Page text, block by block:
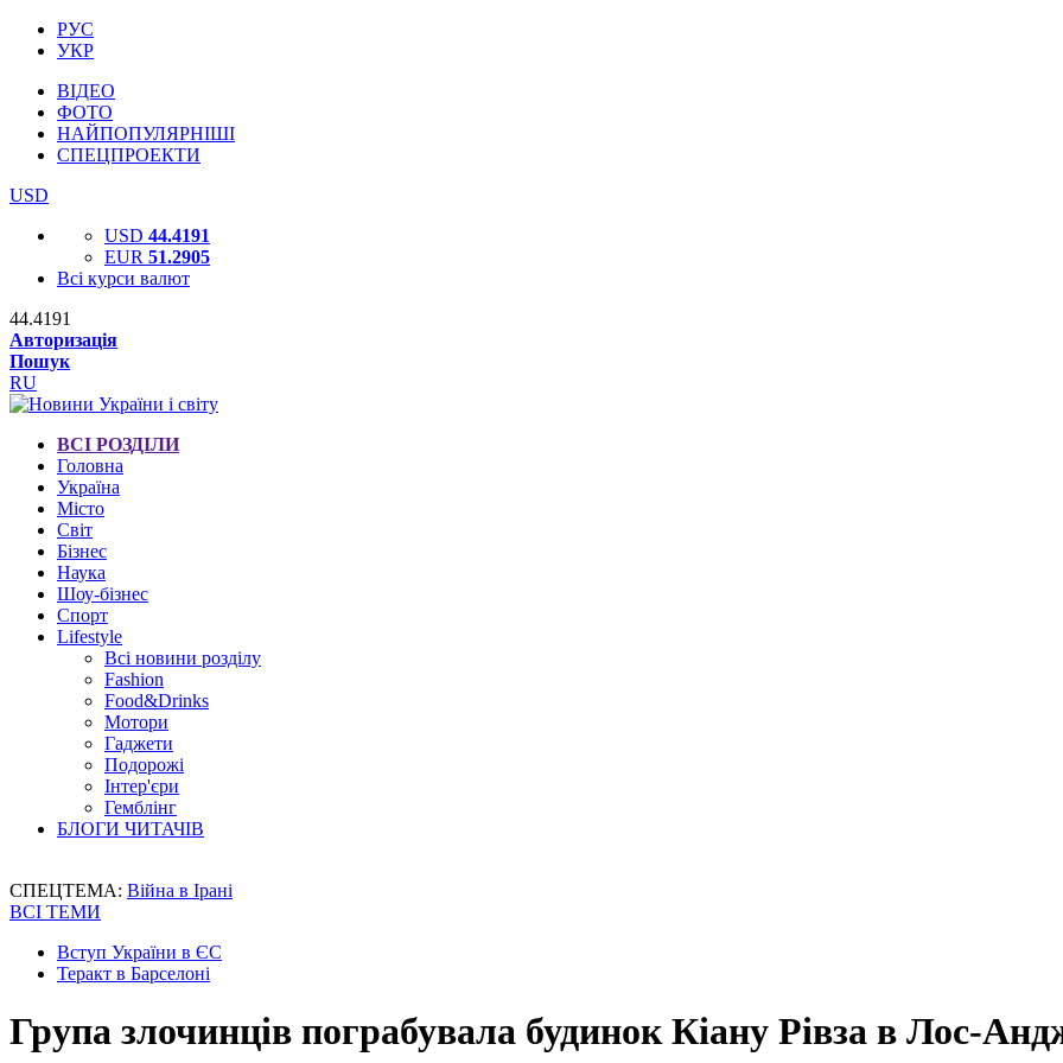
РУС
УКР
ВІДЕО
ФОТО
НАЙПОПУЛЯРНІШІ
СПЕЦПРОЕКТИ
USD
USD 44.4191
EUR 51.2905
Всі курси валют
44.4191
Авторизація
Пошук
RU
ВСІ РОЗДІЛИ
Головна
Україна
Місто
Світ
Бізнес
Наука
Шоу-бізнес
Спорт
Lifestyle
Всі новини розділу
Fashion
Food&Drinks
Мотори
Гаджети
Подорожі
Інтер'єри
Гемблінг
БЛОГИ ЧИТАЧІВ
СПЕЦТЕМА: Війна в Ірані
ВСІ ТЕМИ
Вступ України в ЄС
Теракт в Барселоні
Група злочинців пограбувала будинок Кіану Рівза в Лос-